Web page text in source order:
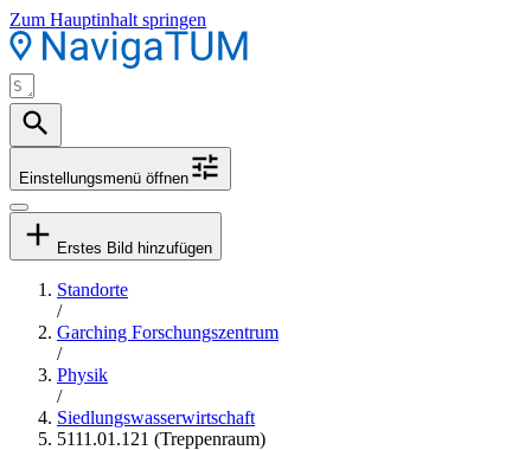
Zum Hauptinhalt springen
Einstellungsmenü öffnen
Erstes Bild hinzufügen
Standorte
/
Garching Forschungszentrum
/
Physik
/
Siedlungswasserwirtschaft
5111.01.121 (Treppenraum)